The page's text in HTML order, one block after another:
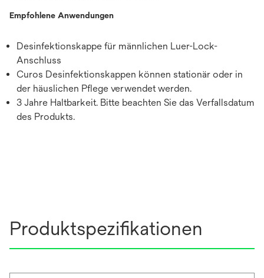
Empfohlene Anwendungen
Desinfektionskappe für männlichen Luer-Lock-
Anschluss
Curos Desinfektionskappen können stationär oder in
der häuslichen Pflege verwendet werden.
3 Jahre Haltbarkeit. Bitte beachten Sie das Verfallsdatum
des Produkts.
Produktspezifikationen